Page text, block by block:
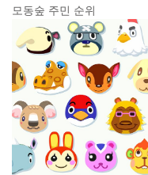
모동숲 주민 순위